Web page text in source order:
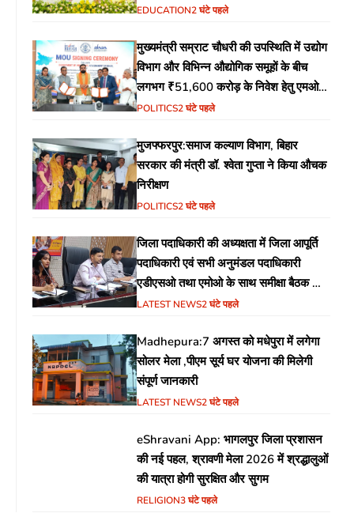
EDUCATION2 घंटे पहले
मुख्यमंत्री सम्राट चौधरी की उपस्थिति में उद्योग
विभाग और विभिन्न औद्योगिक समूहों के बीच
लगभग ₹51,600 करोड़ के निवेश हेतु एमओयू
(MoU) पर हस्ताक्षर
POLITICS2 घंटे पहले
मुजफ्फरपुर:समाज कल्याण विभाग, बिहार
सरकार की मंत्री डॉ. श्वेता गुप्ता ने किया औचक
निरीक्षण
POLITICS2 घंटे पहले
जिला पदाधिकारी की अध्यक्षता में जिला आपूर्ति
पदाधिकारी एवं सभी अनुमंडल पदाधिकारी
एडीएसओ तथा एमोओ के साथ समीक्षा बैठक का
आयोजन
LATEST NEWS2 घंटे पहले
Madhepura:7 अगस्त को मधेपुरा में लगेगा
सोलर मेला ,पीएम सूर्य घर योजना की मिलेगी
संपूर्ण जानकारी
LATEST NEWS2 घंटे पहले
eShravani App: भागलपुर जिला प्रशासन
की नई पहल, श्रावणी मेला 2026 में श्रद्धालुओं
की यात्रा होगी सुरक्षित और सुगम
RELIGION3 घंटे पहले